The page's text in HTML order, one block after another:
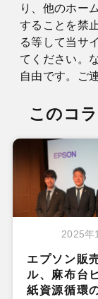
り、他のホー
することを禁
る等して当サ
てください。
自由です。ご
このコ
2025年
エプソン販
ル、麻布台
紙資源循環